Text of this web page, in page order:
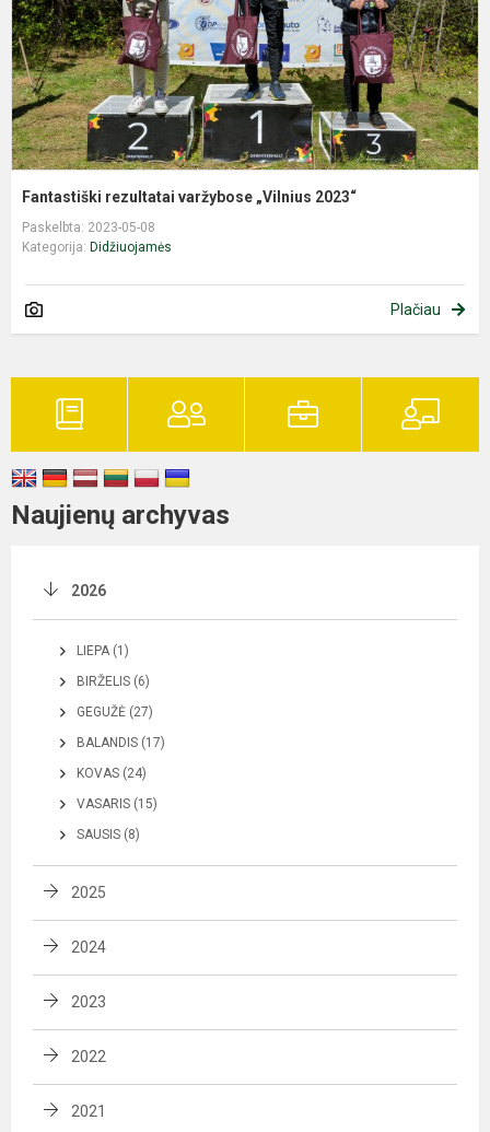
Fantastiški rezultatai varžybose „Vilnius 2023“
Paskelbta: 2023-05-08
Kategorija: Didžiuojamės
Plačiau
Naujienų archyvas
2026
LIEPA (1)
BIRŽELIS (6)
GEGUŽĖ (27)
BALANDIS (17)
KOVAS (24)
VASARIS (15)
SAUSIS (8)
2025
2024
2023
2022
2021